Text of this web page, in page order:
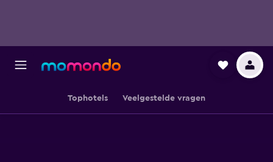
Tophotels Veelgestelde vragen